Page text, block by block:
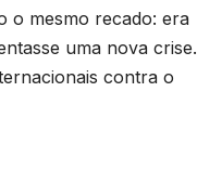
o mesmo recado: era
uma nova crise.
contra o